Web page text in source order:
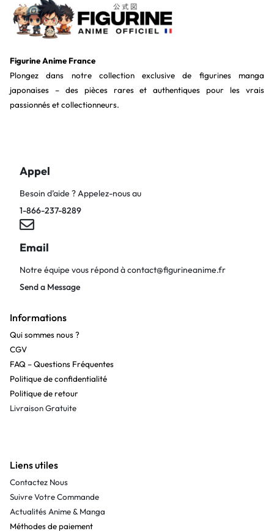
Figurine Anime France
Plongez dans notre collection exclusive de figurines manga
japonaises – des pièces rares et authentiques pour les vrais
passionnés et collectionneurs.
Appel
Besoin d’aide ? Appelez-nous au
1-866-237-8289
Email
Notre équipe vous répond àcontact@figurineanime.fr
Send a Message
Informations
Qui sommes nous ?
CGV
FAQ – Questions Fréquentes
Politique de confidentialité
Politique de retour
Livraison Gratuite
Liens utiles
Contactez Nous
Suivre Votre Commande
Actualités Anime & Manga
Méthodes de paiement